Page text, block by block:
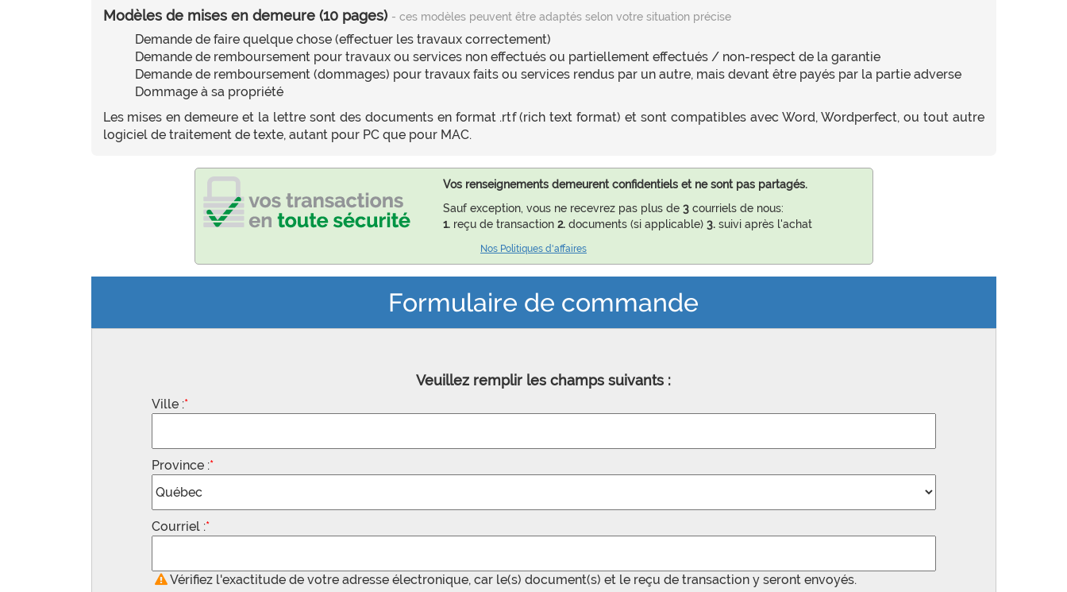
Modèles de mises en demeure (10 pages) - ces modèles peuvent être adaptés selon votre situation précise
Demande de faire quelque chose (effectuer les travaux correctement)
Demande de remboursement pour travaux ou services non effectués ou partiellement effectués / non-respect de la garantie
Demande de remboursement (dommages) pour travaux faits ou services rendus par un autre, mais devant être payés par la partie adverse
Dommage à sa propriété
Les mises en demeure et la lettre sont des documents en format .rtf (rich text format) et sont compatibles avec Word, Wordperfect, ou tout autre
logiciel de traitement de texte, autant pour PC que pour MAC.
Vos renseignements demeurent confidentiels et ne sont pas partagés.
Sauf exception, vous ne recevrez pas plus de3 courriels de nous:
1. reçu de transaction 2. documents (si applicable) 3. suivi après l'achat
Nos Politiques d'affaires
Formulaire de commande
Veuillez remplir les champs suivants :
Ville :*
Province :*
Courriel :*
Vérifiez l'exactitude de votre adresse électronique, car le(s) document(s) et le reçu de transaction y seront envoyés.